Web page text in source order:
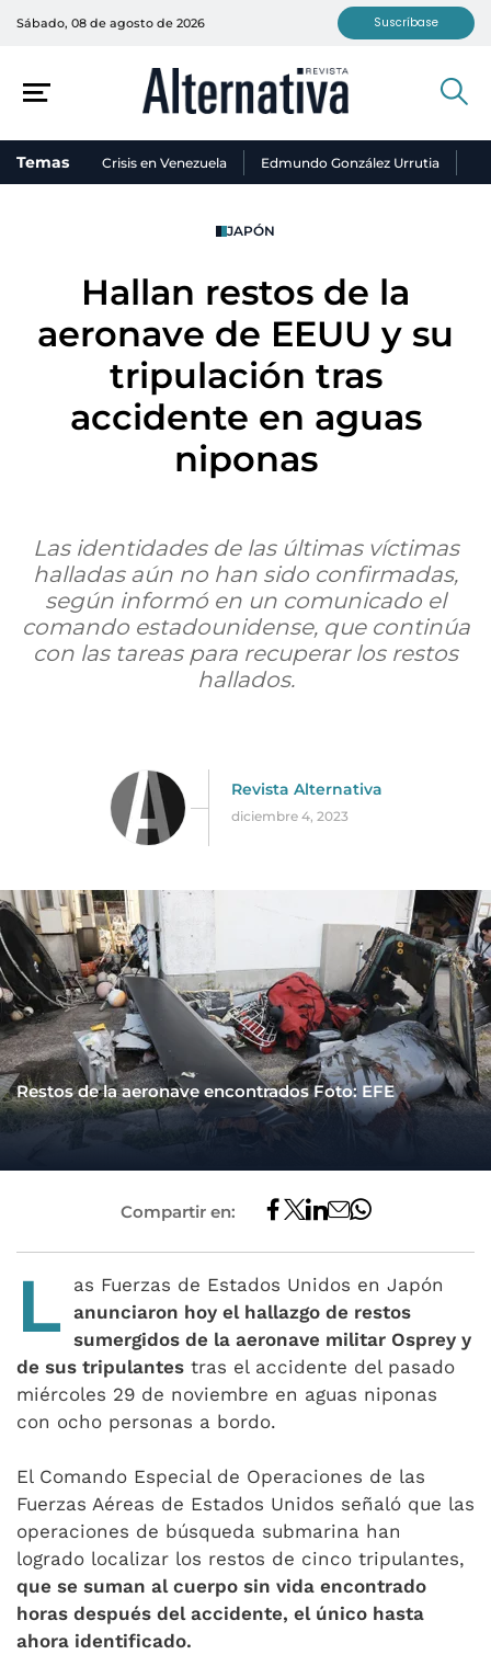
Sábado, 08 de agosto de 2026 Suscríbase
Temas Crisis en Venezuela Edmundo González Urrutia
JAPÓN
Hallan restos de la
aeronave de EEUU y su
tripulación tras
accidente en aguas
niponas
Las identidades de las últimas víctimas
halladas aún no han sido confirmadas,
según informó en un comunicado el
comando estadounidense, que continúa
con las tareas para recuperar los restos
hallados.
Revista Alternativa
diciembre 4, 2023
Restos de la aeronave encontrados Foto: EFE
Compartir en:
L
as Fuerzas de Estados Unidos en Japón
anunciaron hoy el hallazgo de restos
sumergidos de la aeronave militar Osprey y
de sus tripulantes tras el accidente del pasado
miércoles 29 de noviembre en aguas niponas
con ocho personas a bordo.
El Comando Especial de Operaciones de las
Fuerzas Aéreas de Estados Unidos señaló que las
operaciones de búsqueda submarina han
logrado localizar los restos de cinco tripulantes,
que se suman al cuerpo sin vida encontrado
horas después del accidente, el único hasta
ahora identificado.